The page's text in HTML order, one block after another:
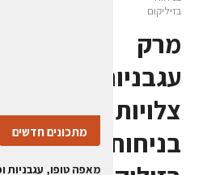
בזיליקום
מרק
עגבניות
צלויות
בניחוח
מתכונים חדשים
מאפה טופו, עגבניות